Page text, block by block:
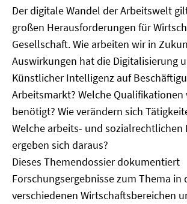
Der digitale Wandel der Arbeitswelt
großen Herausforderungen für
Gesellschaft. Wie arbeiten wir in
Auswirkungen hat die Digitalisierung
Künstlicher Intelligenz auf
Arbeitsmarkt? Welche
benötigt? Wie verändern sich
Welche arbeits- und sozialrechtlichen
ergeben sich daraus?
Dieses Themendossier dokumentiert
Forschungsergebnisse zum Thema in
verschiedenen Wirtschaftsbereichen